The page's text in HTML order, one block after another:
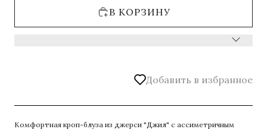
В КОРЗИНУ
Добавить в избранное
Комфортная кроп-блуза из джерси "Джил" с ассиметричным